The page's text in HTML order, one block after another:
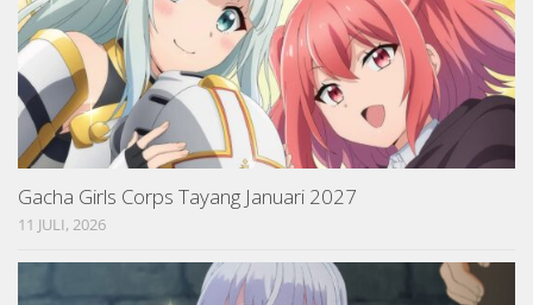
Gacha Girls Corps Tayang Januari 2027
11 JULI, 2026